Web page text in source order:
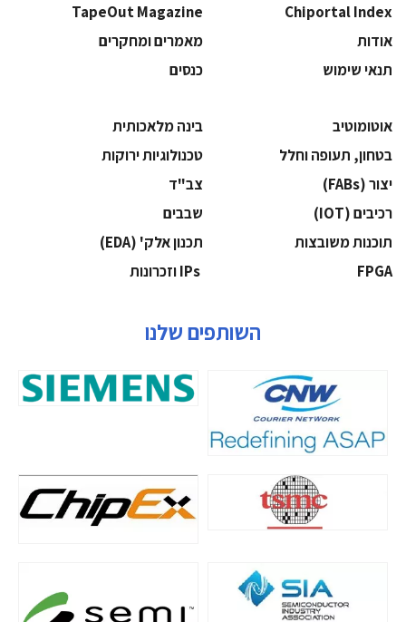
Chiportal Index
TapeOut Magazine
אודות
מאמרים ומחקרים
תנאי שימוש
כנסים
אוטומוטיב
בינה מלאכותית
בטחון, תעופה וחלל
‫טכנולוגיות ירוקות‬
‫יצור (‪(FABs‬‬
‫צב"ד‬
‫רכיבים‬ (IOT)
‫שבבים‬
‫תוכנות משובצות‬
‫תכנון אלק' (‪(EDA‬‬
‫‪FPGA‬‬
השותפים שלנו